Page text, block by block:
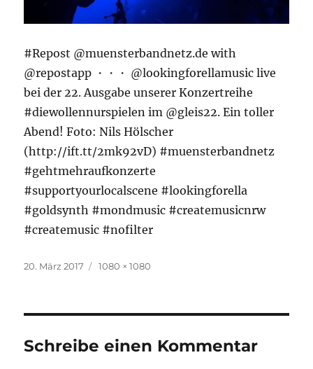
#Repost @muensterbandnetz.de with
@repostapp ・・・ @lookingforellamusic live
bei der 22. Ausgabe unserer Konzertreihe
#diewollennurspielen im @gleis22. Ein toller
Abend! Foto: Nils Hölscher
(http://ift.tt/2mk92vD) #muensterbandnetz
#gehtmehraufkonzerte
#supportyourlocalscene #lookingforella
#goldsynth #mondmusic #createmusicnrw
#createmusic #nofilter
Veröffentlicht
20. März 2017 Originalgröße
1080 × 1080
Schreibe einen Kommentar